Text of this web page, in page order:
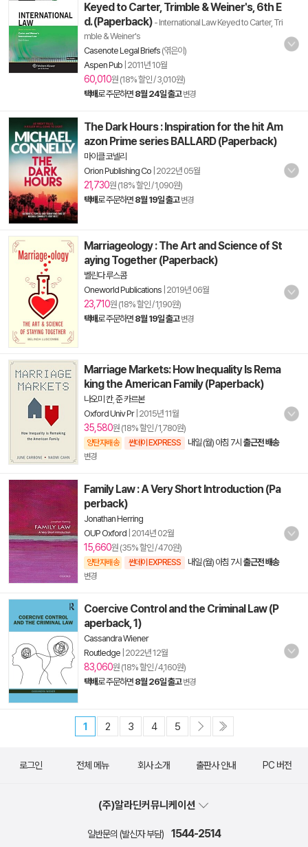
Keyed to Carter, Trimble & Weiner's, 6th E
d. (Paperback) - International Law Keyed to Carter, Tri
mble & Weiner's
Casenote Legal Briefs (엮은이)
Aspen Pub 2011년 10월
60,010원 (18% 할인 / 3,010원)
택배로 주문하면 8월 24일 출고 변경
The Dark Hours : Inspiration for the hit Am
azon Prime series BALLARD (Paperback)
마이클 코넬리
Orion Publishing Co 2022년 05월
21,730원 (18% 할인 / 1,090원)
택배로 주문하면 8월 19일 출고 변경
Marriageology : The Art and Science of St
aying Together (Paperback)
벨린다 루스콤
Oneworld Publications 2019년 06월
23,710원 (18% 할인 / 1,190원)
택배로 주문하면 8월 19일 출고 변경
Marriage Markets: How Inequality Is Rema
king the American Family (Paperback)
나오미 칸, 준 카르본
Oxford Univ Pr| 2015년 11월
35,580원 (18% 할인 / 1,780원)
양탄자배송 썬데이 EXPRESS 내일 (월) 아침 7시 출근전 배송
변경
Family Law : A Very Short Introduction (Pa
perback)
Jonathan Herring
OUP Oxford 2014년 02월
15,660원 (35% 할인 / 470원)
양탄자배송 썬데이 EXPRESS 내일 (월) 아침 7시 출근전 배송
변경
Coercive Control and the Criminal Law (P
aperback, 1)
Cassandra Wiener
Routledge 2022년 12월
83,060원 (18% 할인 / 4,160원)
택배로 주문하면 8월 26일 출고 변경
1 2 3 4 5
로그인 전체 메뉴 회사 소개 출판사 안내 PC 버전
(주)알라딘커뮤니케이션
일반문의 (발신자 부담) 1544-2514